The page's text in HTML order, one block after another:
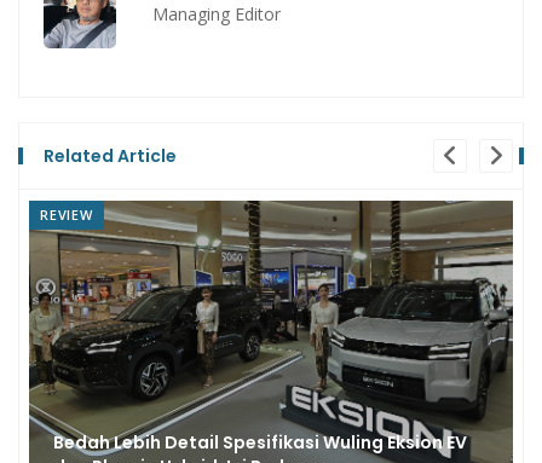
Managing Editor
Related Article
Detail Spesifikasi Wuling Eksion EV
NEWS
Egy